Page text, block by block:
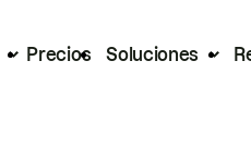
Precios Soluciones